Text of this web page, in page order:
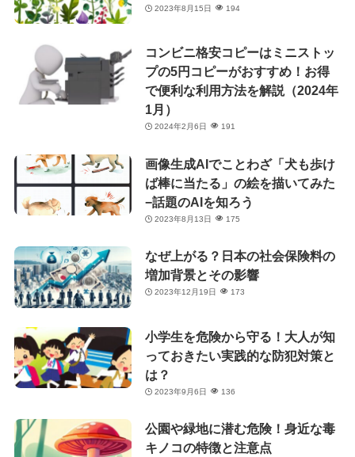
2023年8月15日 194
コンビニ格安コピーはミニストッ
プの5円コピーがおすすめ！お得
で便利な利用方法を解説（2024年
1月）
2024年2月6日 191
画像生成AIでことわざ「犬も歩け
ば棒に当たる」の絵を描いてみた
−話題のAIを知ろう
2023年8月13日 175
なぜ上がる？日本の社会保険料の
増加背景とその影響
2023年12月19日 173
小学生を危険から守る！大人が知
っておきたい実践的な防犯対策と
は？
2023年9月6日 136
公園や緑地に潜む危険！身近な毒
キノコの特徴と注意点